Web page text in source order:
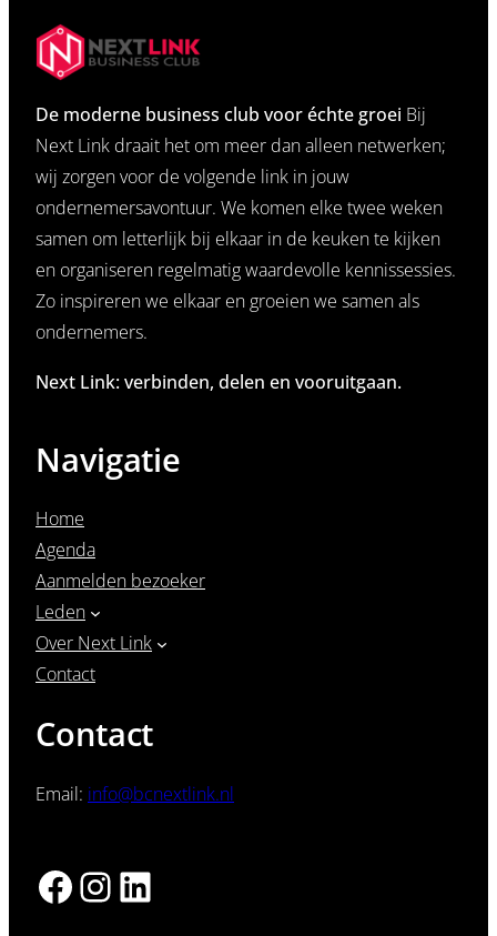
De moderne business club voor échte groei Bij
Next Link draait het om meer dan alleen netwerken;
wij zorgen voor de volgende link in jouw
ondernemersavontuur. We komen elke twee weken
samen om letterlijk bij elkaar in de keuken te kijken
en organiseren regelmatig waardevolle kennissessies.
Zo inspireren we elkaar en groeien we samen als
ondernemers.
Next Link: verbinden, delen en vooruitgaan.
Navigatie
Home
Agenda
Aanmelden bezoeker
Leden
Over Next Link
Contact
Contact
Email: info@bcnextlink.nl
Facebook InstagramLinkedIn